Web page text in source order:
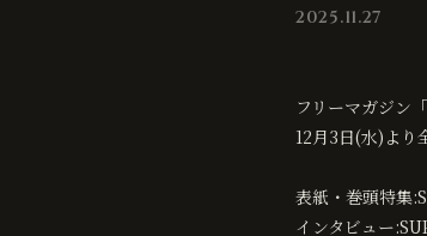
2025.11.27
フリーマガジ
12月3日(水)より
表紙・巻頭特集
インタビュー